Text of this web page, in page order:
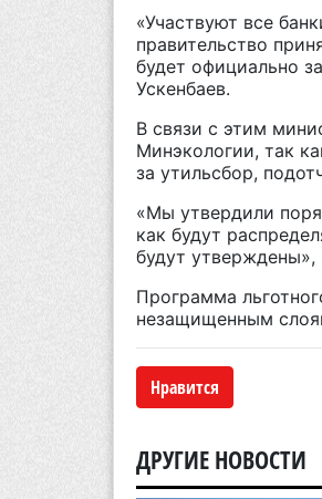
«Участвуют все
правительство
будет официально
Ускенбаев.
В связи с этим
Минэкологии, так
за утильсбор,
«Мы утвердили
как будут
будут утверждены»,
Программа
незащищенным
Нравится
ДРУГИЕ НОВОСТИ